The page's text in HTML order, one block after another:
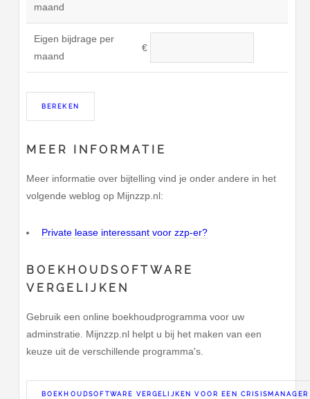
maand
Eigen bijdrage per
maand
€
MEER INFORMATIE
Meer informatie over bijtelling vind je onder andere in het
volgende weblog op Mijnzzp.nl:
Private lease interessant voor zzp-er?
BOEKHOUDSOFTWARE
VERGELIJKEN
Gebruik een online boekhoudprogramma voor uw
adminstratie. Mijnzzp.nl helpt u bij het maken van een
keuze uit de verschillende programma's.
BOEKHOUDSOFTWARE VERGELIJKEN VOOR EEN CRISISMANAGER